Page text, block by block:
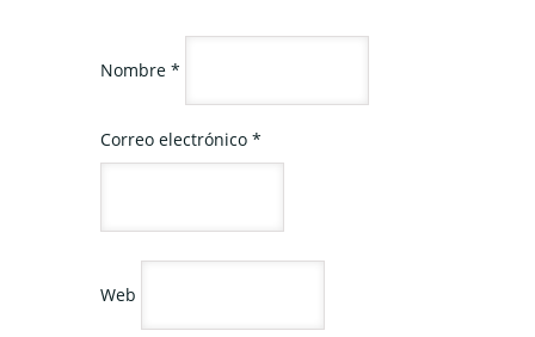
Nombre *
Correo electrónico *
Web